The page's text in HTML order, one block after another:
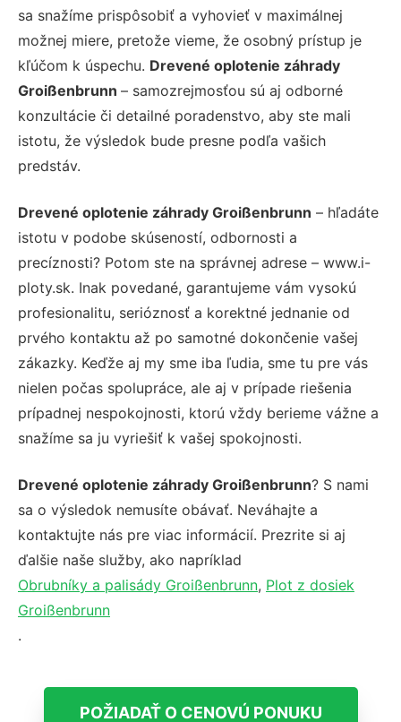
sa snažíme prispôsobiť a vyhovieť v maximálnej
možnej miere, pretože vieme, že osobný prístup je
kľúčom k úspechu. Drevené oplotenie záhrady
Groißenbrunn – samozrejmosťou sú aj odborné
konzultácie či detailné poradenstvo, aby ste mali
istotu, že výsledok bude presne podľa vašich
predstáv.
Drevené oplotenie záhrady Groißenbrunn – hľadáte
istotu v podobe skúseností, odbornosti a
precíznosti? Potom ste na správnej adrese – www.i-
ploty.sk. Inak povedané, garantujeme vám vysokú
profesionalitu, serióznosť a korektné jednanie od
prvého kontaktu až po samotné dokončenie vašej
zákazky. Keďže aj my sme iba ľudia, sme tu pre vás
nielen počas spolupráce, ale aj v prípade riešenia
prípadnej nespokojnosti, ktorú vždy berieme vážne a
snažíme sa ju vyriešiť k vašej spokojnosti.
Drevené oplotenie záhrady Groißenbrunn? S nami
sa o výsledok nemusíte obávať. Neváhajte a
kontaktujte nás pre viac informácií. Prezrite si aj
ďalšie naše služby, ako napríklad
Obrubníky a palisády Groißenbrunn, Plot z dosiek
Groißenbrunn
.
POŽIADAŤ O CENOVÚ PONUKU